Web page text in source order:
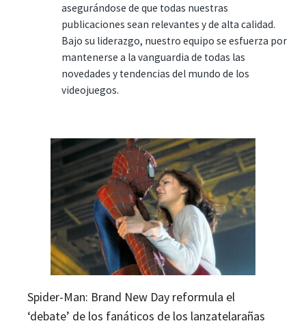
asegurándose de que todas nuestras
publicaciones sean relevantes y de alta calidad.
Bajo su liderazgo, nuestro equipo se esfuerza por
mantenerse a la vanguardia de todas las
novedades y tendencias del mundo de los
videojuegos.
Spider-Man: Brand New Day reformula el
‘debate’ de los fanáticos de los lanzatelarañas